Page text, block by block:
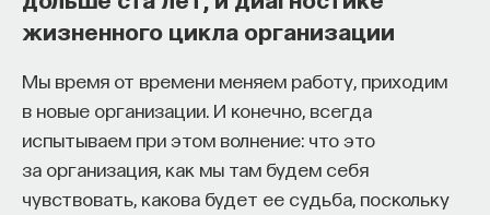
жизненного цикла организации
Мы время от времени меняем работу, приходим
в новые организации. И конечно, всегда
испытываем при этом волнение: что это
за организация, как мы там будем себя
чувствовать, какова будет ее судьба, поскольку
мышления и обучения
В новом эпизоде «Мыслить как ученый»
Максутов
беседует с Ульяной Раведовской
о том,
зачем университет нужен в эпоху ИИ и почему
высшее образование нельзя сводить к быстрой
подготовке под нужды рынка.